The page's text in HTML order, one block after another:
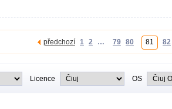
předchozí 1 2 … 79 80 81 82
Licence OS